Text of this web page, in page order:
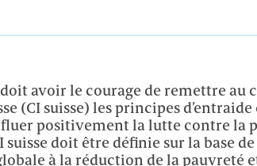
avoir le courage de remettre au
(CI suisse) les principes d’entraide
positivement la lutte contre la
suisse doit être définie sur la base
à la réduction de la pauvreté